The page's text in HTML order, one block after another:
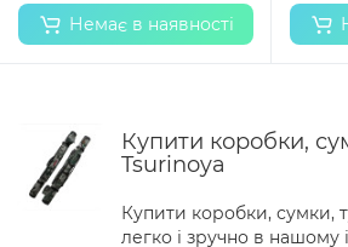
Немає в наявності
Купити коробки,
Tsurinoya
Купити коробки, сумки,
легко і зручно в нашому